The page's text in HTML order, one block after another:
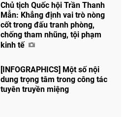
Chủ tịch Quốc hội Trần Thanh
Mẫn: Khẳng định vai trò nòng
cốt trong đấu tranh phòng,
chống tham nhũng, tội phạm
kinh tế
[INFOGRAPHICS] Một số nội
dung trọng tâm trong công tác
tuyên truyền miệng